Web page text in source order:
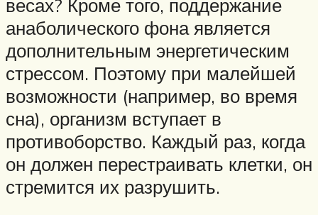
весах? Кроме того, поддержание
анаболического фона является
дополнительным энергетическим
стрессом. Поэтому при малейшей
возможности (например, во время
сна), организм вступает в
противоборство. Каждый раз, когда
он должен перестраивать клетки, он
стремится их разрушить.